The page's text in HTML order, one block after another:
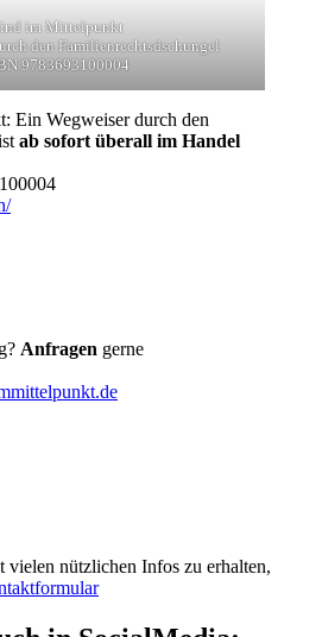
im Mittelpunkt
den Familienrechtsdschungel
9783693100004
Ein Wegweiser durch den
ab sofort überall im Handel
Anfragen gerne
vielen nützlichen Infos zu erhalten,